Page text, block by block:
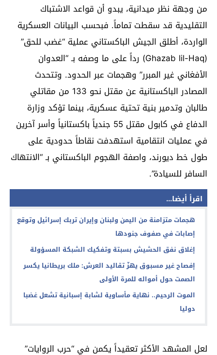
من وجهة نظر ميدانية، يبدو أن قواعد الاشتباك
التقليدية قد سقطت تماماً. فبحسب البيانات العسكرية
الواردة، أطلق الجيش الباكستاني عملية “غضب للحق”
(Ghazab lil-Haq) رداً على ما وصفه بـ “العدوان
الأفغاني غير المبرر” وهجمات عبر الحدود. وتتحدث
المصادر الباكستانية عن مقتل نحو 133 من مقاتلي
طالبان وتدمير بنية تحتية عسكرية، بينما تؤكد وزارة
الدفاع في كابول مقتل 55 جندياً باكستانياً وأسر آخرين
في عمليات انتقامية استهدفت نقاطاً حدودية على
طول خط ديورند، واصفة الهجوم الباكستاني بـ “الانتهاك
السافر للسيادة”.
اقرأ أيضا...
هجمات متزامنة من اليمن ولبنان وإيران تربك إسرائيل وتوقع
إصابات في صفوف جنودها
إغلاق نفق الحشيش بسبتة وتفكيك الشبكة المسؤولة
إفصاح غير مسبوق يهزّ تقاليد العرش: ملك بريطانيا يكسر
الصمت حول أمواله للمرة الأولى
الموت الرحيم.. نهاية مأساوية لشابة إسبانية تشعل غضبا
دوليا
لعل المشهد الأكثر تعقيداً يكمن في “حرب الروايات”